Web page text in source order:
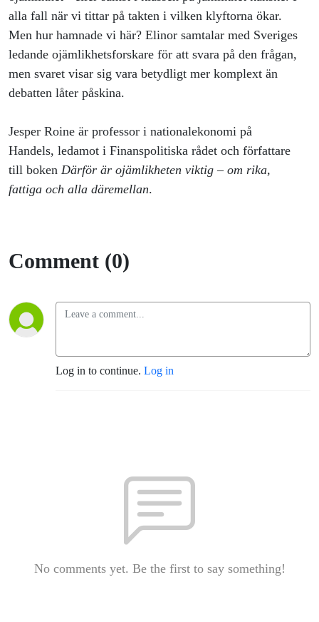
alla fall när vi tittar på takten i vilken klyftorna ökar.
Men hur hamnade vi här? Elinor samtalar med Sveriges
ledande ojämlikhetsforskare för att svara på den frågan,
men svaret visar sig vara betydligt mer komplext än
debatten låter påskina.
Jesper Roine är professor i nationalekonomi på
Handels, ledamot i Finanspolitiska rådet och författare
till boken Därför är ojämlikheten viktig – om rika,
fattiga och alla däremellan.
Comment (0)
Log in to continue. Log in
No comments yet. Be the first to say something!